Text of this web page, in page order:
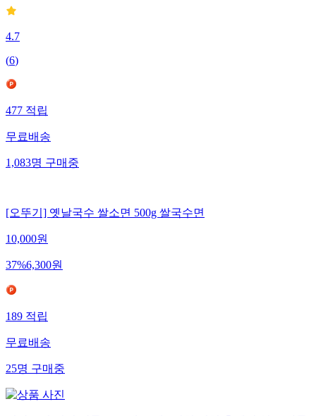
4.7
(6)
477 적립
무료배송
1,083명 구매중
[오뚜기] 옛날국수 쌀소면 500g 쌀국수면
10,000원
37%6,300원
189적립
무료배송
25명구매중